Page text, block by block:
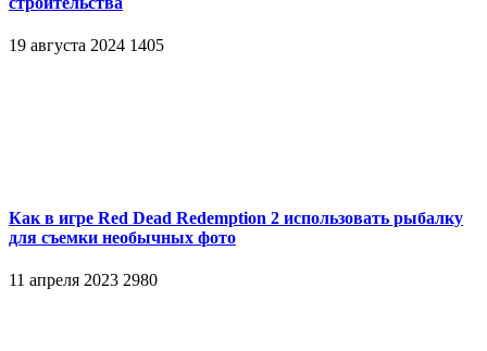
19 августа 2024 1405
Как в игре Red Dead Redemption 2 использовать рыбалку
для съемки необычных фото
11 апреля 2023 2980